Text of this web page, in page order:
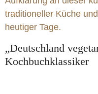
traditioneller Küche
heutiger Tage.
„Deutschland
Kochbuchklassiker